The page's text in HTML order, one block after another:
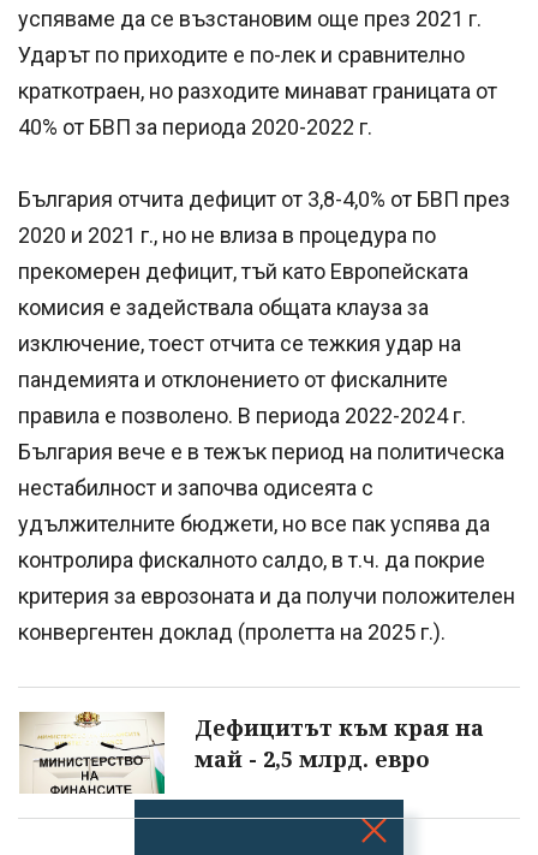
успяваме да се възстановим още през 2021 г.
Ударът по приходите е по-лек и сравнително
краткотраен, но разходите минават границата от
40% от БВП за периода 2020-2022 г.
България отчита дефицит от 3,8-4,0% от БВП през
2020 и 2021 г., но не влиза в процедура по
прекомерен дефицит, тъй като Европейската
комисия е задействала общата клауза за
изключение, тоест отчита се тежкия удар на
пандемията и отклонението от фискалните
правила е позволено. В периода 2022-2024 г.
България вече е в тежък период на политическа
нестабилност и започва одисеята с
удължителните бюджети, но все пак успява да
контролира фискалното салдо, в т.ч. да покрие
критерия за еврозоната и да получи положителен
конвергентен доклад (пролетта на 2025 г.).
Дефицитът към края на
май - 2,5 млрд. евро